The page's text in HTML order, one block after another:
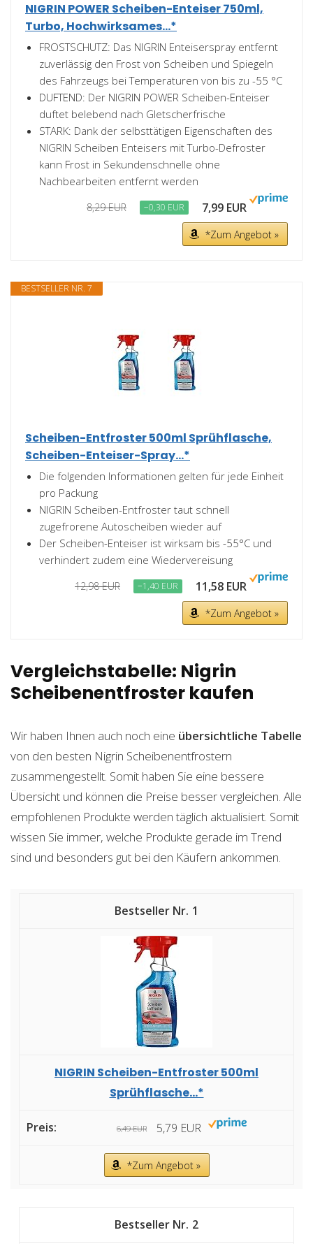
NIGRIN POWER Scheiben-Enteiser 750ml,
Turbo, Hochwirksames...*
FROSTSCHUTZ: Das NIGRIN Enteiserspray entfernt
zuverlässig den Frost von Scheiben und Spiegeln
des Fahrzeugs bei Temperaturen von bis zu -55 °C
DUFTEND: Der NIGRIN POWER Scheiben-Enteiser
duftet belebend nach Gletscherfrische
STARK: Dank der selbsttätigen Eigenschaften des
NIGRIN Scheiben Enteisers mit Turbo-Defroster
kann Frost in Sekundenschnelle ohne
Nachbearbeiten entfernt werden
8,29 EUR −0,30 EUR 7,99 EUR
*Zum Angebot »
BESTSELLER NR. 7
Scheiben-Entfroster 500ml Sprühflasche,
Scheiben-Enteiser-Spray...*
Die folgenden Informationen gelten für jede Einheit
pro Packung
NIGRIN Scheiben-Entfroster taut schnell
zugefrorene Autoscheiben wieder auf
Der Scheiben-Enteiser ist wirksam bis -55°C und
verhindert zudem eine Wiedervereisung
12,98 EUR −1,40 EUR 11,58 EUR
*Zum Angebot »
Vergleichstabelle: Nigrin
Scheibenentfroster kaufen
Wir haben Ihnen auch noch eine übersichtliche Tabelle
von den besten Nigrin Scheibenentfrostern
zusammengestellt. Somit haben Sie eine bessere
Übersicht und können die Preise besser vergleichen. Alle
empfohlenen Produkte werden täglich aktualisiert. Somit
wissen Sie immer, welche Produkte gerade im Trend
sind und besonders gut bei den Käufern ankommen.
1
NIGRIN Scheiben-Entfroster 500ml
Sprühflasche...*
6,49 EUR 5,79 EUR
*Zum Angebot »
2